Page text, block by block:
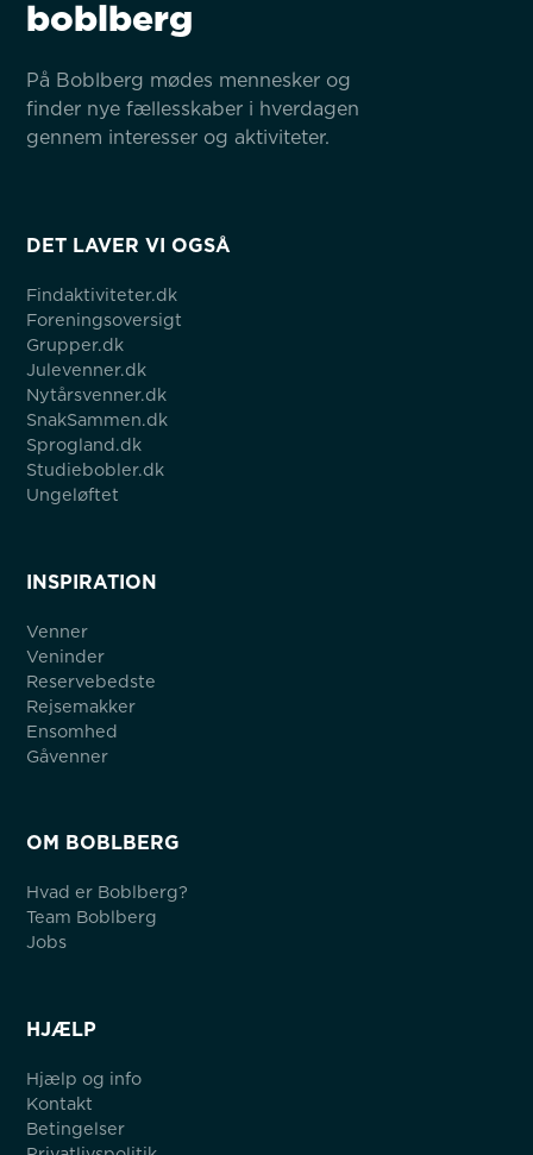
boblberg
På Boblberg mødes mennesker og
finder nye fællesskaber i hverdagen
gennem interesser og aktiviteter.
DET LAVER VI OGSÅ
Findaktiviteter.dk
Foreningsoversigt
Grupper.dk
Julevenner.dk
Nytårsvenner.dk
SnakSammen.dk
Sprogland.dk
Studiebobler.dk
Ungeløftet
INSPIRATION
Venner
Veninder
Reservebedste
Rejsemakker
Ensomhed
Gåvenner
OM BOBLBERG
Hvad er Boblberg?
Team Boblberg
Jobs
HJÆLP
Hjælp og info
Kontakt
Betingelser